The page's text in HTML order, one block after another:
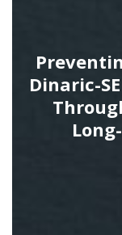
Dinaric-